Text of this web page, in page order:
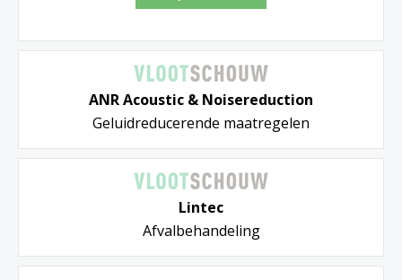
ANR Acoustic & Noisereduction
Geluidreducerende maatregelen
Lintec
Afvalbehandeling